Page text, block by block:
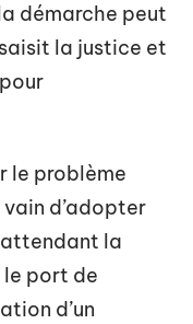
démarche peut
la justice et
le problème
vain d’adopter
la
port de
d’un